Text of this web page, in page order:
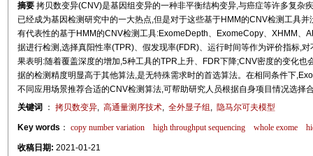
摘要 拷贝数变异(CNV)是基因组变异的一种非平衡结构变异,与癌症等许多复杂
已经成为基因检测研究中的一大热点,但是对于这些基于HMM的CNV检测工具
有代表性的基于HMM的CNV检测工具:ExomeDepth、ExomeCopy、XHMM、
据进行检测,选择真阳性率(TPR)、假发现率(FDR)、运行时间等作为评价指标,
果表明:随着覆盖深度的增加,5种工具的TPR上升、FDR下降;CNV密度的变化
据的检测精度明显高于其他算法,是无特殊需求时的首选算法。在相同条件下
不同应用场景推荐合适的CNV检测算法,可帮助研究人员根据自身项目情况选择
关键词
： 拷贝数变异, 高通量测序技术, 全外显子组 , 隐马尔可夫模型
Key words ： copy number variation high throughput sequencing whole exome
收稿日期: 2021-01-21